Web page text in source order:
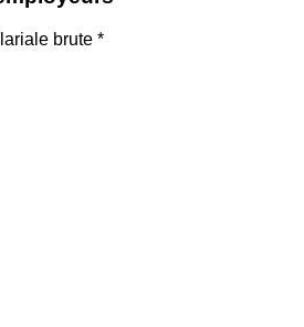
brute *